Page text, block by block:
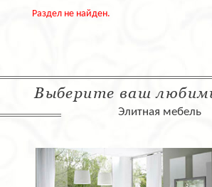
Раздел не найден.
Выберите ваш
Элитная мебель